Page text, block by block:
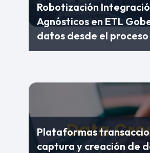
Robotización
Agnósticos en ETL
datos desde el
Plataformas
captura y creación de